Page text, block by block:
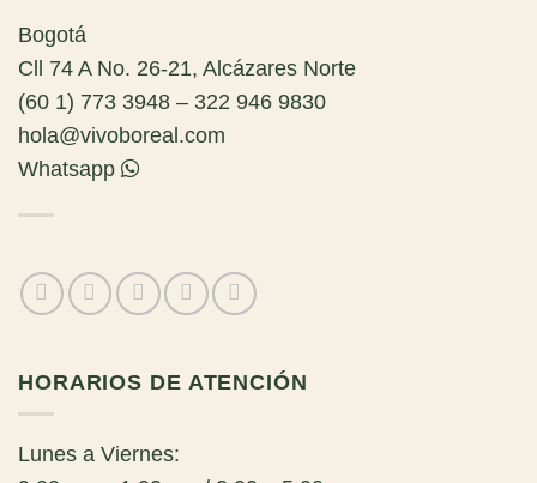
Bogotá
Cll 74 A No. 26-21, Alcázares Norte
(60 1) 773 3948 – 322 946 9830
hola@vivoboreal.com
Whatsapp
HORARIOS DE ATENCIÓN
Lunes a Viernes: